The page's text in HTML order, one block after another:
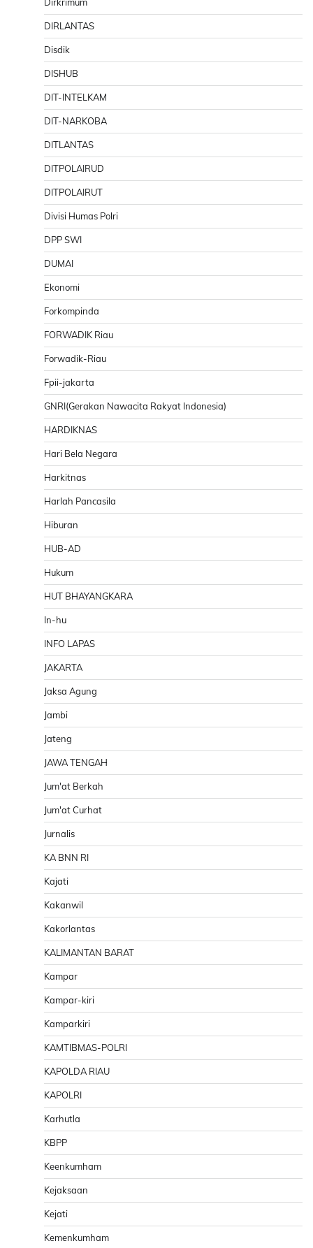
DIRLANTAS
Disdik
DISHUB
DIT-INTELKAM
DIT-NARKOBA
DITLANTAS
DITPOLAIRUD
DITPOLAIRUT
Divisi Humas Polri
DPP SWI
DUMAI
Ekonomi
Forkompinda
FORWADIK Riau
Forwadik-Riau
Fpii-jakarta
GNRI(Gerakan Nawacita Rakyat Indonesia)
HARDIKNAS
Hari Bela Negara
Harkitnas
Harlah Pancasila
Hiburan
HUB-AD
Hukum
HUT BHAYANGKARA
In-hu
INFO LAPAS
JAKARTA
Jaksa Agung
Jambi
Jateng
JAWA TENGAH
Jum'at Berkah
Jum'at Curhat
Jurnalis
KA BNN RI
Kajati
Kakanwil
Kakorlantas
KALIMANTAN BARAT
Kampar
Kampar-kiri
Kamparkiri
KAMTIBMAS-POLRI
KAPOLDA RIAU
KAPOLRI
Karhutla
KBPP
Keenkumham
Kejaksaan
Kejati
Kemenkumham